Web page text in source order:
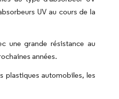
UV au cours de la
une grande résistance au
années.
plastiques automobiles, les